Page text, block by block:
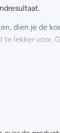
dien je de
te lekker voor.
ongeveer 16